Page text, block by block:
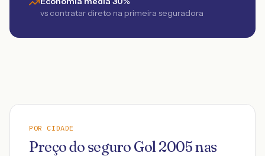
vs contratar direto na primeira seguradora
POR CIDADE
Preço do seguro Gol2005nas